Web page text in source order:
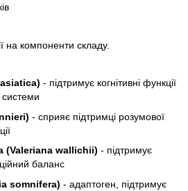
на компоненти складу.
- підтримує когнітивні функції
системи
- сприяє підтримці розумової
(Valeriana wallichii) - підтримує
баланс
somnifera) - адаптоген, підтримує